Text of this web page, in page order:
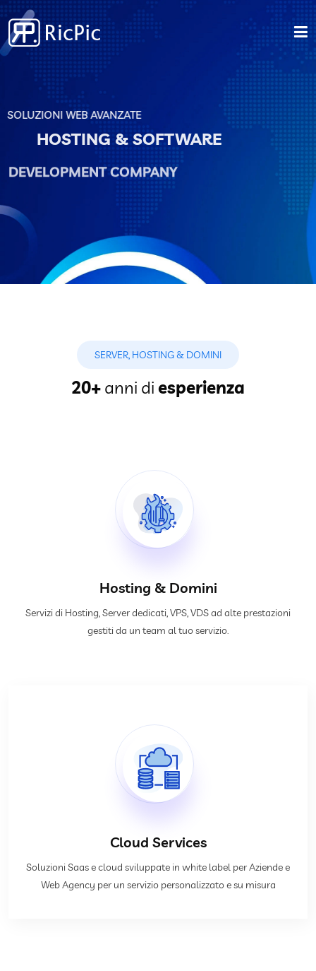
Home
Hosting
Cloud Services
Servizi Web
Contatti
SOLUZIONI WEB AVANZATE
HOSTING & SOFTWARE
DEVELOPMENT COMPANY
SERVER, HOSTING & DOMINI
20+ anni di esperienza
Hosting & Domini
Servizi di Hosting, Server dedicati, VPS, VDS ad alte prestazioni
gestiti da un team al tuo servizio.
Cloud Services
Soluzioni Saas e cloud sviluppate in white label per Aziende e
Web Agency per un servizio personalizzato e su misura